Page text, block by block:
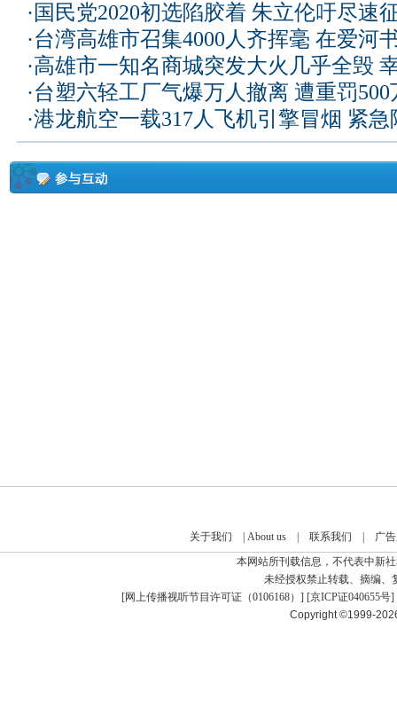
· 国民党2020初选陷胶着 朱立伦吁尽速
·台湾高雄市召集4000人齐挥毫 在爱河
·高雄市一知名商城突发大火几乎全毁
·台塑六轻工厂气爆万人撤离 遭重罚
·港龙航空一载317人飞机引擎冒烟 紧
关于我们 About us| 联系我们
广
本网站所刊载信息，不代表中新
未经授权禁止转载、摘编、
[网上传播视听节目许可证（0106168） ] [京ICP证040655号]
Copyright ©1999-